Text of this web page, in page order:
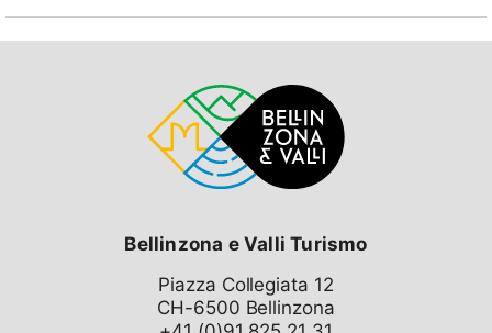
Bellinzona e Valli Turismo
Piazza Collegiata 12
CH-6500 Bellinzona